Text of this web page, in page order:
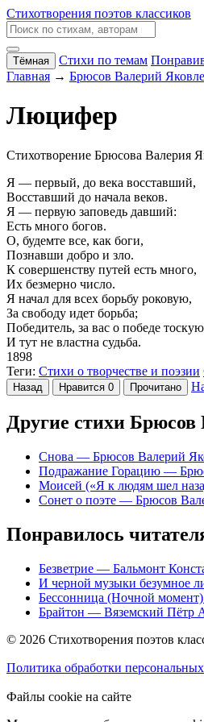
Стихотворения поэтов классиков
Тёмная Стихи по темам
Главная → Брюсов Валерий
Люцифер
Стихотворение Брюсова Валерия
Я — первый, до века восставший,
Восставший до начала веков.
Я — первую заповедь давший:
Есть много богов.
О, будемте все, как боги,
Познавши добро и зло.
К совершенству путей есть много,
Их безмерно число.
Я начал для всех борьбу роковую,
За свободу идет борьба;
Победитель, за вас о победе
И тут не властна судьба.
1898
Теги: Стихи о творчестве и поэзии
Назад Нравится 0 Прочитано
Другие стихи
Снова — Брюсов Валерий
Подражание Горацию —
Моисей («Я к людям шел
Сонет о поэте — Брюсов
Понравилось
Безветрие — Бальмонт
И черной музыки безумное
Бессонница (Ночной момент)
Брайтон — Вяземский Пётр
© 2026 Стихотворения поэтов
Политика обработки
Файлы cookie на сайте